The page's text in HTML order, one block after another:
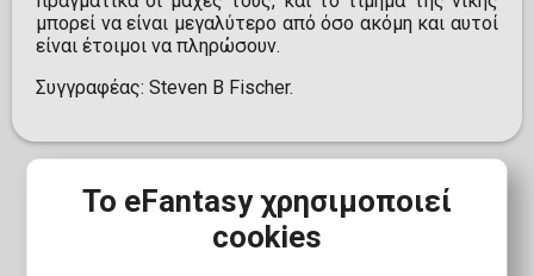
μπορεί να είναι μεγαλύτερο από όσο ακόμη και αυτοί
είναι έτοιμοι να πληρώσουν.
Συγγραφέας: Steven B Fischer.
Το eFantasy χρησιμοποιεί
cookies